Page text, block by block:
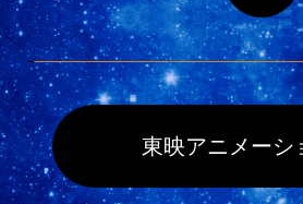
東映アニメーシ